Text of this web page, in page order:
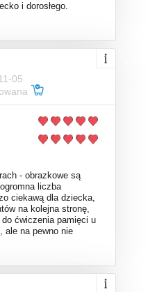
i dorosłego.
05
- obrazkowe są
liczba
ciekawą dla dziecka,
na kolejna stronę,
ćwiczenia pamięci u
ale na pewno nie